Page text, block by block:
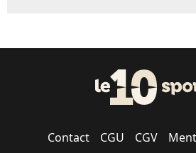
Contact CGU CGV